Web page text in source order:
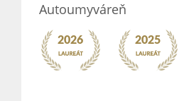
Autoumyváreň